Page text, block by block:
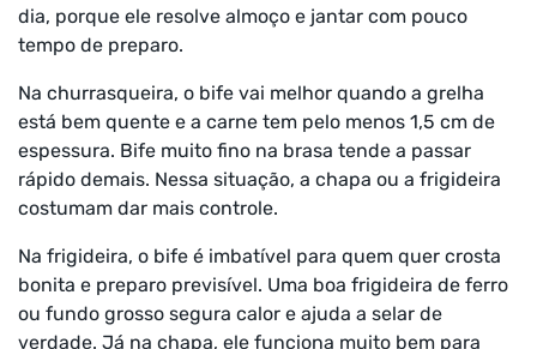
dia, porque ele resolve almoço e jantar com pouco
tempo de preparo.
Na churrasqueira, o bife vai melhor quando a grelha
está bem quente e a carne tem pelo menos 1,5 cm de
espessura. Bife muito fino na brasa tende a passar
rápido demais. Nessa situação, a chapa ou a frigideira
costumam dar mais controle.
Na frigideira, o bife é imbatível para quem quer crosta
bonita e preparo previsível. Uma boa frigideira de ferro
ou fundo grosso segura calor e ajuda a selar de
verdade. Já na chapa, ele funciona muito bem para